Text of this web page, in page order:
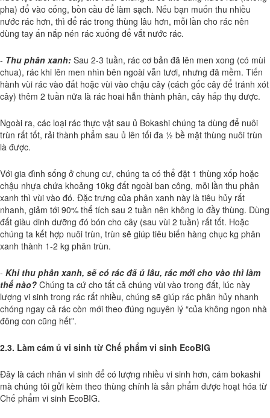
pha) đổ vào cống, bồn cầu để làm sạch. Nếu bạn muốn thu nhiều
nước rác hơn, thì để rác trong thùng lâu hơn, mỗi lần cho rác nên
dùng tay ấn nắp nén rác xuống để vắt nước rác.
- Thu phân xanh: Sau 2-3 tuần, rác cơ bản đã lên men xong (có mùi
chua), rác khi lên men nhìn bên ngoài vẫn tươi, nhưng đã mềm. Tiến
hành vùi rác vào đất hoặc vùi vào chậu cây (cách gốc cây để tránh xót
cây) thêm 2 tuần nữa là rác hoai hẳn thành phân, cây hấp thụ được.
Ngoài ra, các loại rác thực vật sau ủ Bokashi chúng ta dùng để nuôi
trùn rất tốt, rải thành phẩm sau ủ lên tối đa ½ bề mặt thùng nuôi trùn
là được.
Với gia đình sống ở chung cư, chúng ta có thể đặt 1 thùng xốp hoặc
chậu nhựa chứa khoảng 10kg đất ngoài ban công, mỗi lần thu phân
xanh thì vùi vào đó. Đặc trưng của phân xanh này là tiêu hủy rất
nhanh, giảm tới 90% thể tích sau 2 tuần nên không lo đầy thùng. Dùng
đất giàu dinh dưỡng đó bón cho cây (sau vùi 2 tuần) rất tốt. Hoặc
chúng ta kết hợp nuôi trùn, trùn sẽ giúp tiêu biến hàng chục kg phân
xanh thành 1-2 kg phân trùn.
- Khi thu phân xanh, sẽ có rác đã ủ lâu, rác mới cho vào thì làm
thế nào? Chúng ta cứ cho tất cả chúng vùi vào trong đất, lúc này
lượng vi sinh trong rác rất nhiều, chúng sẽ giúp rác phân hủy nhanh
chóng ngay cả rác còn mới theo đúng nguyên lý “của không ngon nhà
đông con cũng hết”.
2.3. Làm cám ủ vi sinh từ Chế phẩm vi sinh EcoBIG
Đây là cách nhân vi sinh để có lượng nhiều vi sinh hơn, cám bokashi
mà chúng tôi gửi kèm theo thùng chính là sản phẩm được hoạt hóa từ
Chế phẩm vi sinh EcoBIG.